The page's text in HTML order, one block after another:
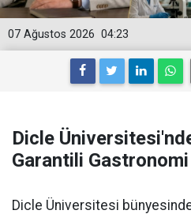
04:23
07 Ağustos 2026
Dicle
Garantili Gastronomi
Dicle Üniversitesi